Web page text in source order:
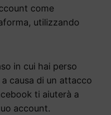
come
utilizzando
in cui hai perso
causa di un attacco
ti aiuterà a
account.